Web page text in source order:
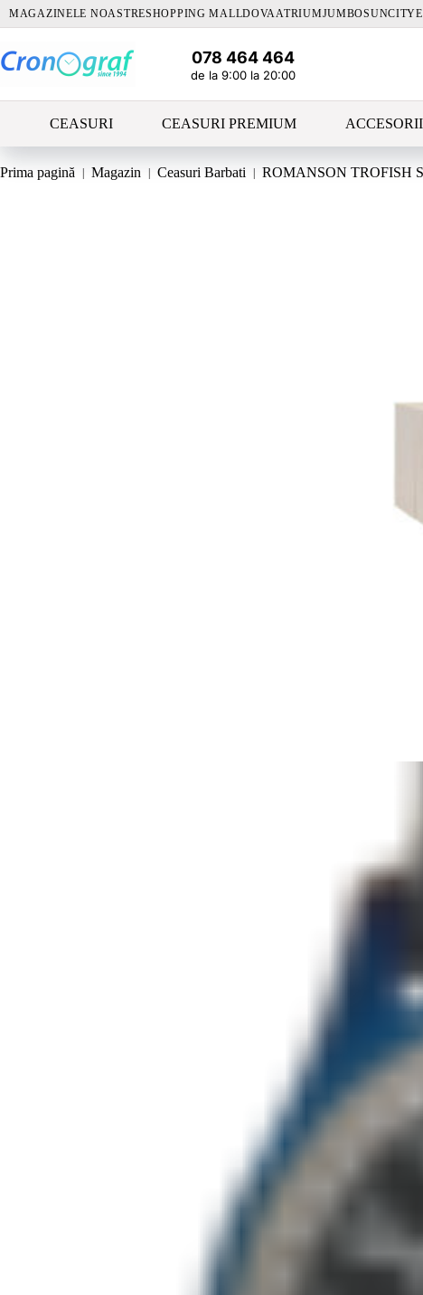
SariMAGAZINELE NOASTRESHOPPING MALLDOVA ATRIUMJUMBOSUNCITY
078 464 464
de la 9:00 la 20:00
CEASURI CEASURI PREMIUM ACCESORII
Prima pagină Magazin Ceasuri Barbati ROMANSON TROFISH